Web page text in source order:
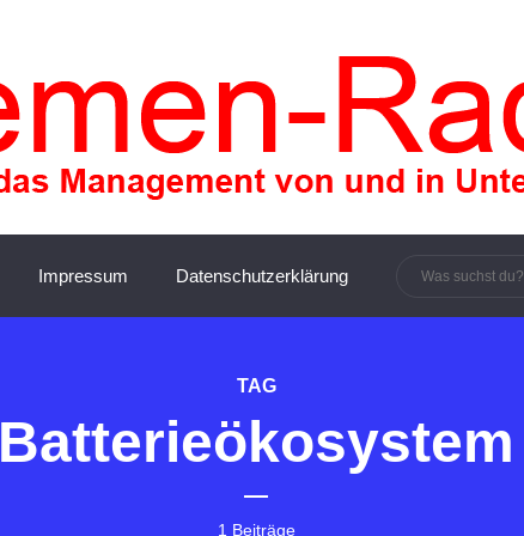
Impressum Datenschutzerklärung
TAG
Batterieökosystem
1 Beiträge